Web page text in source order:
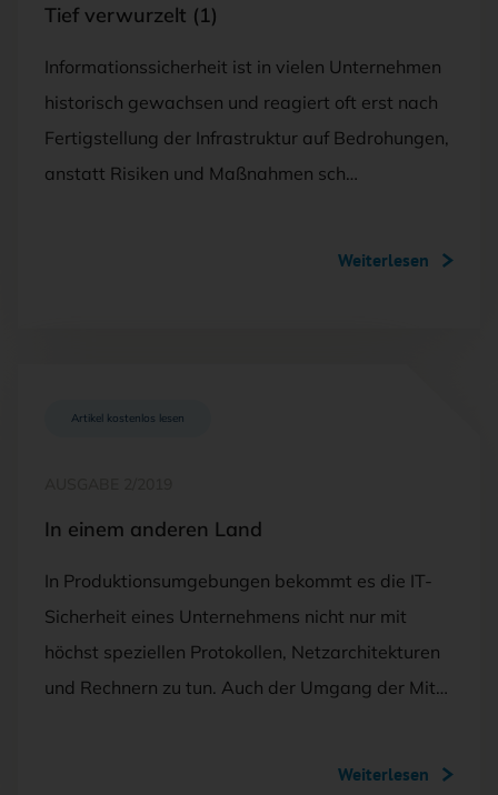
Tief verwurzelt (1)
Informationssicherheit ist in vielen Unternehmen
historisch gewachsen und reagiert oft erst nach
Fertigstellung der Infrastruktur auf Bedrohungen,
anstatt Risiken und Maßnahmen sch…
Weiterlesen
Artikel kostenlos lesen
In einem anderen Land
In Produktionsumgebungen bekommt es die IT-
Sicherheit eines Unternehmens nicht nur mit
höchst speziellen Protokollen, Netzarchitekturen
und Rechnern zu tun. Auch der Umgang der Mit…
Weiterlesen